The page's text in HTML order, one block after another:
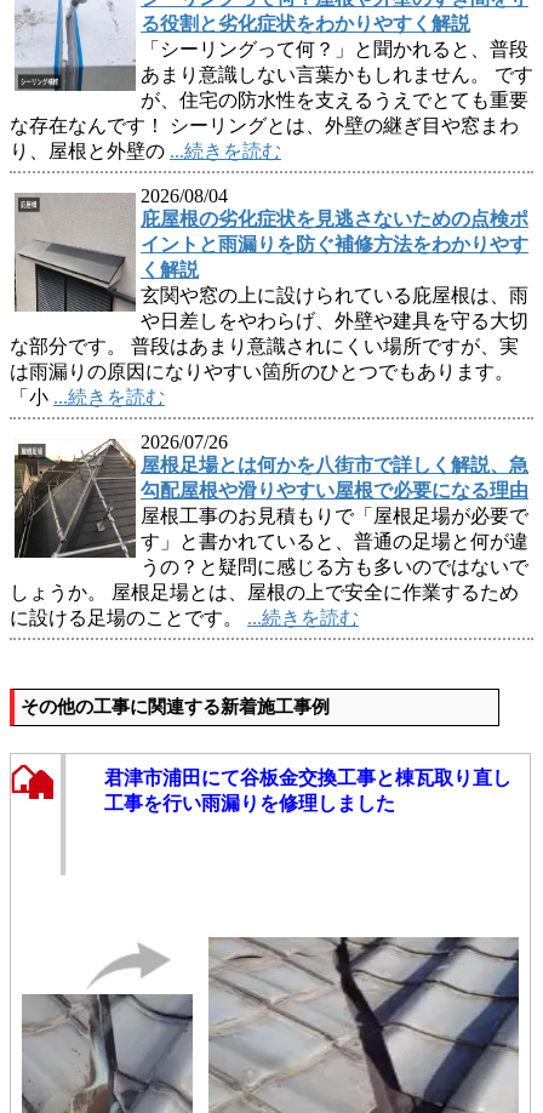
る役割と劣化症状をわかりやすく解説
「シーリングって何？」と聞かれると、普段
あまり意識しない言葉かもしれません。 です
が、住宅の防水性を支えるうえでとても重要
な存在なんです！ シーリングとは、外壁の継ぎ目や窓まわ
り、屋根と外壁の ...続きを読む
2026/08/04
庇屋根の劣化症状を見逃さないための点検ポ
イントと雨漏りを防ぐ補修方法をわかりやす
く解説
玄関や窓の上に設けられている庇屋根は、雨
や日差しをやわらげ、外壁や建具を守る大切
な部分です。 普段はあまり意識されにくい場所ですが、実
は雨漏りの原因になりやすい箇所のひとつでもあります。
「小 ...続きを読む
2026/07/26
屋根足場とは何かを八街市で詳しく解説、急
勾配屋根や滑りやすい屋根で必要になる理由
屋根工事のお見積もりで「屋根足場が必要で
す」と書かれていると、普通の足場と何が違
うの？と疑問に感じる方も多いのではないで
しょうか。 屋根足場とは、屋根の上で安全に作業するため
に設ける足場のことです。 ...続きを読む
その他の工事に関連する新着施工事例
君津市浦田にて谷板金交換工事と棟瓦取り直し
工事を行い雨漏りを修理しました